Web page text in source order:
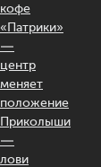
кофе
«Патрики»
—
центр
меняет
положение
Приколыши
—
лови